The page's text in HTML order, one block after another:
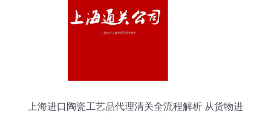
上海进口陶瓷工艺品代理清关全流程解析 从货物进